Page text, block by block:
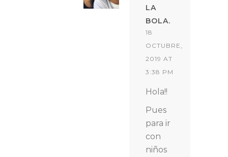
LA
BOLA.
18
OCTUBRE,
2019 AT
3:38 PM
Hola!!
Pues
para ir
con
niños